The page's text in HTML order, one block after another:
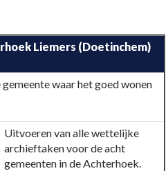
Liemers (Doetinchem)
gemeente waar het goed wonen
Uitvoeren van alle wettelijke
archieftaken voor de acht
gemeenten in de Achterhoek.